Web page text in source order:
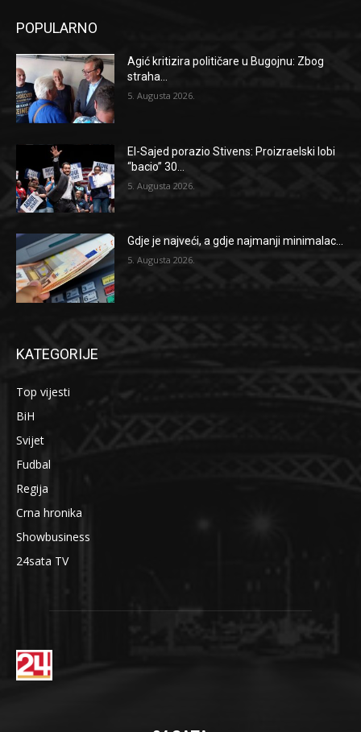
POPULARNO
Agić kritizira političare u Bugojnu: Zbog
straha...
5. Augusta 2026.
El-Sajed porazio Stivens: Proizraelski lobi
“bacio” 30...
5. Augusta 2026.
Gdje je najveći, a gdje najmanji minimalac...
5. Augusta 2026.
KATEGORIJE
Top vijesti
BiH
Svijet
Fudbal
Regija
Crna hronika
Showbusiness
24sata TV